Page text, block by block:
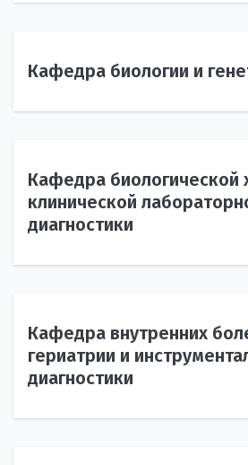
Кафедра биологии и
Кафедра биологической
клинической
диагностики
Кафедра внутренних
гериатрии и
диагностики